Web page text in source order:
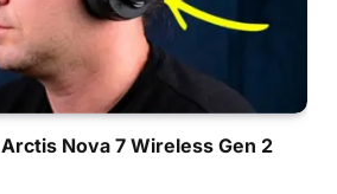
Nova 7 Wireless Gen 2